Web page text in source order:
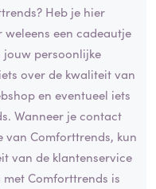
Heb je hier
een cadeautje
jouw persoonlijke
over de kwaliteit van
en eventueel iets
Wanneer je contact
van Comforttrends, kun
van de klantenservice
Comforttrends is